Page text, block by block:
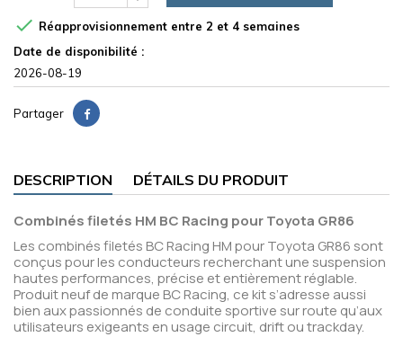
 Réapprovisionnement entre 2 et 4 semaines
Date de disponibilité :
2026-08-19
Partager
DESCRIPTION DÉTAILS DU PRODUIT
Combinés filetés HM BC Racing pour Toyota GR86
Les combinés filetés BC Racing HM pour Toyota GR86 sont
conçus pour les conducteurs recherchant une suspension
hautes performances, précise et entièrement réglable.
Produit neuf de marque BC Racing, ce kit s’adresse aussi
bien aux passionnés de conduite sportive sur route qu’aux
utilisateurs exigeants en usage circuit, drift ou trackday.